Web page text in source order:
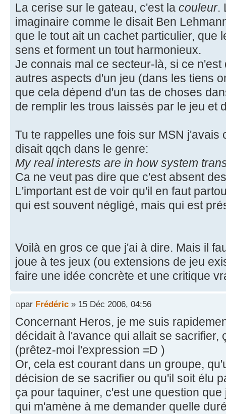
La cerise sur le gateau, c'est la couleur.
imaginaire comme le disait Ben
que le tout ait un cachet particulier, que
sens et forment un tout harmonieux.
Je connais mal ce secteur-là, si ce
autres aspects d'un jeu (dans les tiens
que cela dépend d'un tas de choses
de remplir les trous laissés par le jeu et
Tu te rappelles une fois sur MSN j'avais
disait qqch dans le genre:
My real interests are in how system
Ca ne veut pas dire que c'est absent
L'important est de voir qu'il en faut
qui est souvent négligé, mais qui est
Voilà en gros ce que j'ai à dire. Mais il
joue à tes jeux (ou extensions de jeu
faire une idée concrète et une critique
par Frédéric » 15 Déc 2006, 04:56
Concernant Heros, je me suis
décidait à l'avance qui allait se sacrifier,
(prêtez-moi l'expression =D )
Or, cela est courant dans un groupe,
décision de se sacrifier ou qu'il soit élu
ça pour taquiner, c'est une question
qui m'amène à me demander quelle